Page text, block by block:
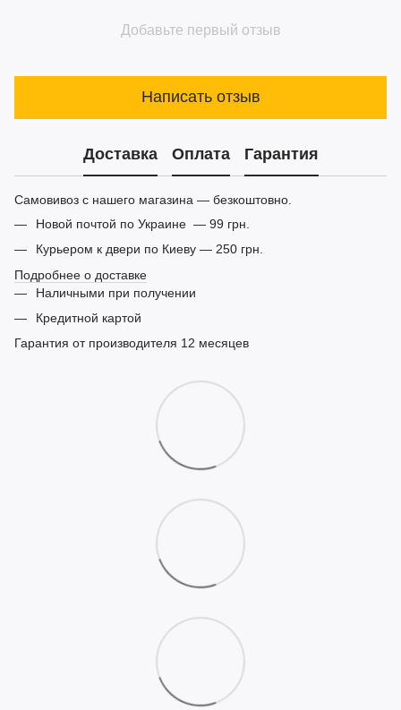
Добавьте первый отзыв
Написать отзыв
Доставка Оплата Гарантия
Самовивоз с нашего магазина — безкоштовно.
Новой почтой по Украине — 99 грн.
Курьером к двери по Киеву — 250 грн.
Подробнее о доставке
Наличными при получении
Кредитной картой
Гарантия от производителя 12 месяцев